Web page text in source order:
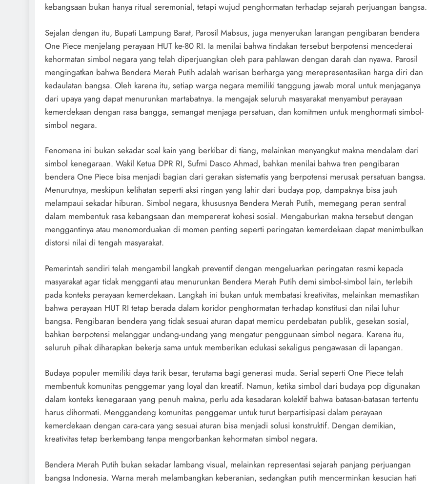
kebangsaan bukan hanya ritual seremonial, tetapi wujud penghormatan terhadap sejarah perjuangan bangsa.
Sejalan dengan itu, Bupati Lampung Barat, Parosil Mabsus, juga menyerukan larangan pengibaran bendera
One Piece menjelang perayaan HUT ke-80 RI. Ia menilai bahwa tindakan tersebut berpotensi mencederai
kehormatan simbol negara yang telah diperjuangkan oleh para pahlawan dengan darah dan nyawa. Parosil
mengingatkan bahwa Bendera Merah Putih adalah warisan berharga yang merepresentasikan harga diri dan
kedaulatan bangsa. Oleh karena itu, setiap warga negara memiliki tanggung jawab moral untuk menjaganya
dari upaya yang dapat menurunkan martabatnya. Ia mengajak seluruh masyarakat menyambut perayaan
kemerdekaan dengan rasa bangga, semangat menjaga persatuan, dan komitmen untuk menghormati simbol-
simbol negara.
Fenomena ini bukan sekadar soal kain yang berkibar di tiang, melainkan menyangkut makna mendalam dari
simbol kenegaraan. Wakil Ketua DPR RI, Sufmi Dasco Ahmad, bahkan menilai bahwa tren pengibaran
bendera One Piece bisa menjadi bagian dari gerakan sistematis yang berpotensi merusak persatuan bangsa.
Menurutnya, meskipun kelihatan seperti aksi ringan yang lahir dari budaya pop, dampaknya bisa jauh
melampaui sekadar hiburan. Simbol negara, khususnya Bendera Merah Putih, memegang peran sentral
dalam membentuk rasa kebangsaan dan mempererat kohesi sosial. Mengaburkan makna tersebut dengan
menggantinya atau menomorduakan di momen penting seperti peringatan kemerdekaan dapat menimbulkan
distorsi nilai di tengah masyarakat.
Pemerintah sendiri telah mengambil langkah preventif dengan mengeluarkan peringatan resmi kepada
masyarakat agar tidak mengganti atau menurunkan Bendera Merah Putih demi simbol-simbol lain, terlebih
pada konteks perayaan kemerdekaan. Langkah ini bukan untuk membatasi kreativitas, melainkan memastikan
bahwa perayaan HUT RI tetap berada dalam koridor penghormatan terhadap konstitusi dan nilai luhur
bangsa. Pengibaran bendera yang tidak sesuai aturan dapat memicu perdebatan publik, gesekan sosial,
bahkan berpotensi melanggar undang-undang yang mengatur penggunaan simbol negara. Karena itu,
seluruh pihak diharapkan bekerja sama untuk memberikan edukasi sekaligus pengawasan di lapangan.
Budaya populer memiliki daya tarik besar, terutama bagi generasi muda. Serial seperti One Piece telah
membentuk komunitas penggemar yang loyal dan kreatif. Namun, ketika simbol dari budaya pop digunakan
dalam konteks kenegaraan yang penuh makna, perlu ada kesadaran kolektif bahwa batasan-batasan tertentu
harus dihormati. Menggandeng komunitas penggemar untuk turut berpartisipasi dalam perayaan
kemerdekaan dengan cara-cara yang sesuai aturan bisa menjadi solusi konstruktif. Dengan demikian,
kreativitas tetap berkembang tanpa mengorbankan kehormatan simbol negara.
Bendera Merah Putih bukan sekadar lambang visual, melainkan representasi sejarah panjang perjuangan
bangsa Indonesia. Warna merah melambangkan keberanian, sedangkan putih mencerminkan kesucian hati